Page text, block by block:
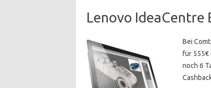
Lenovo IdeaCentre
Bei
für 555€
noch 6